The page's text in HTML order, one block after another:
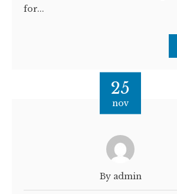
for...
25
nov
By admin